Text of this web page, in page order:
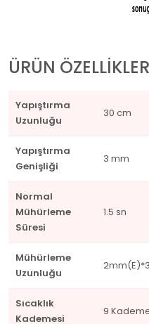
ÜRÜN ÖZELLİKLERİ
Yapıştırma
Uzunluğu
30 cm
Yapıştırma
Genişliği
3 mm
Normal
Mühürleme
Süresi
1.5 sn
Mühürleme
Uzunluğu
Sıcaklık
Kademesi
9